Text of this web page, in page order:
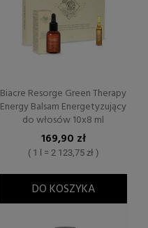
Biacre Resorge Green Therapy
Energy Balsam Energetyzujący
do włosów 10x8 ml
169,90 zł
( 1 l = 2 123,75 zł )
DO KOSZYKA